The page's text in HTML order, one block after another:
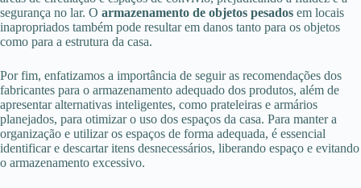
segurança no lar. O armazenamento de objetos pesados em locais
inapropriados também pode resultar em danos tanto para os objetos
como para a estrutura da casa.
Por fim, enfatizamos a importância de seguir as recomendações dos
fabricantes para o armazenamento adequado dos produtos, além de
apresentar alternativas inteligentes, como prateleiras e armários
planejados, para otimizar o uso dos espaços da casa. Para manter a
organização e utilizar os espaços de forma adequada, é essencial
identificar e descartar itens desnecessários, liberando espaço e evitando
o armazenamento excessivo.